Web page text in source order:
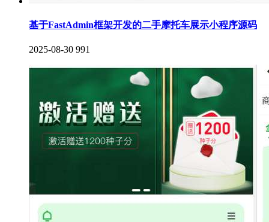
基于FastAdmin框架开发的二手摩托车展示小程序源码
2025-08-30 991